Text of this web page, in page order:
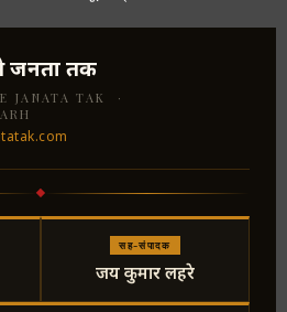
तक
JANATA TAK ·
सह-संपादक
जय कुमार लहरे